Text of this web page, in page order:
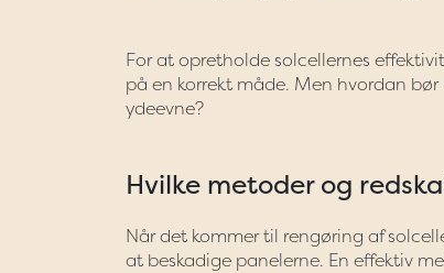
For at opretholde solcellernes
på en korrekt måde. Men hvordan
ydeevne?
Hvilke metoder og
Når det kommer til rengøring af
at beskadige panelerne. En effektiv